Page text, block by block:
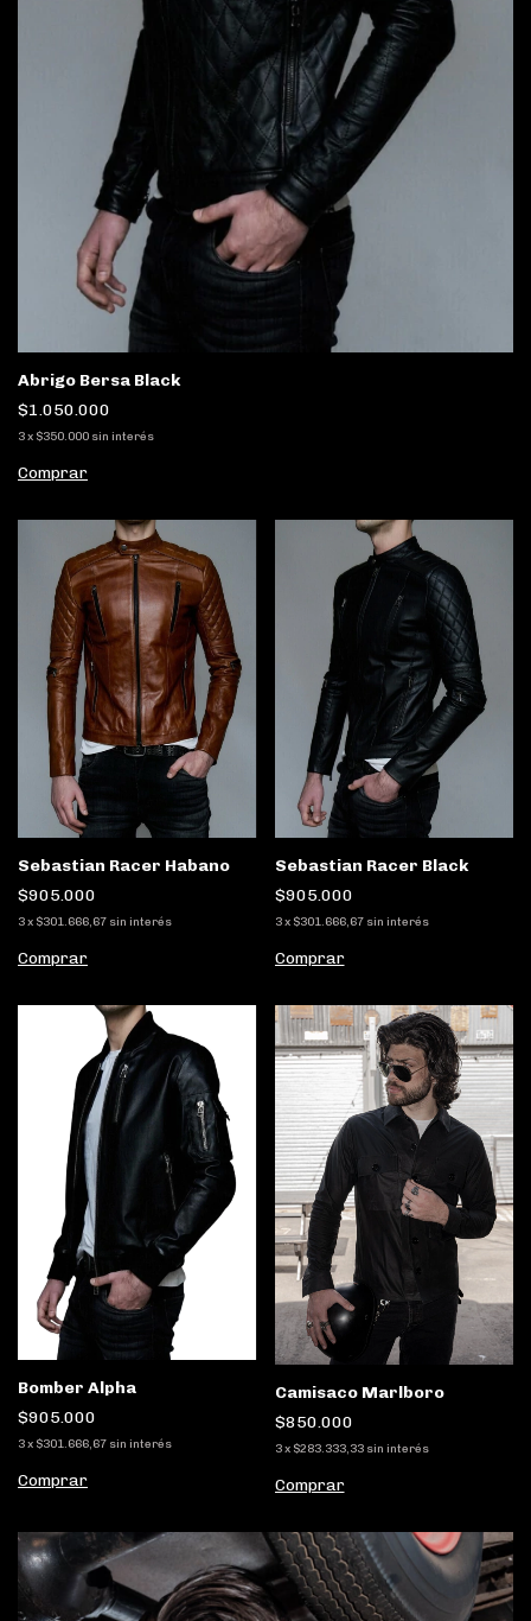
Abrigo Bersa Black
$1.050.000
3x $350.000 sin interés
Comprar
Sebastian Racer Habano
$905.000
3x $301.666,67 sin interés
Comprar
Sebastian Racer Black
$905.000
3 x $301.666,67 sin interés
Comprar
Bomber Alpha
$905.000
3x $301.666,67 sin interés
Comprar
Camisaco Marlboro
$850.000
3 x $283.333,33 sin interés
Comprar